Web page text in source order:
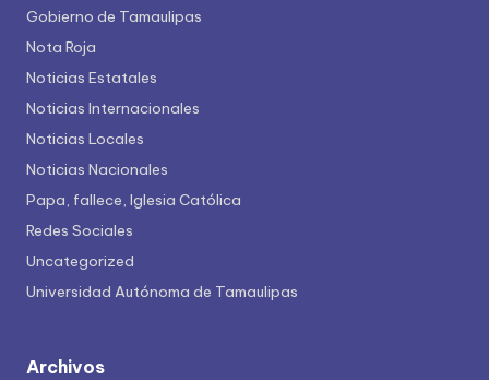
Gobierno de Tamaulipas
Nota Roja
Noticias Estatales
Noticias Internacionales
Noticias Locales
Noticias Nacionales
Papa, fallece, Iglesia Católica
Redes Sociales
Uncategorized
Universidad Autónoma de Tamaulipas
Archivos